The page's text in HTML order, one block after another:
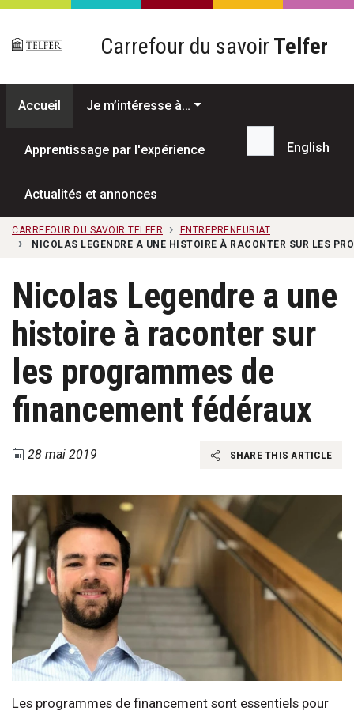
Passer au contenu principal
Carrefour du savoir Telfer
Accueil Je m’intéresse à…
Apprentissage par l'expérience
Actualités et annonces
Recherche...
English
CARREFOUR DU SAVOIR TELFER
ENTREPRENEURIAT
NICOLAS LEGENDRE A UNE HISTOIRE À RACONTER SUR LES
Nicolas Legendre a une
histoire à raconter sur
les programmes de
financement fédéraux
28 mai 2019 SHARE THIS ARTICLE
Les programmes de financement sont essentiels pour